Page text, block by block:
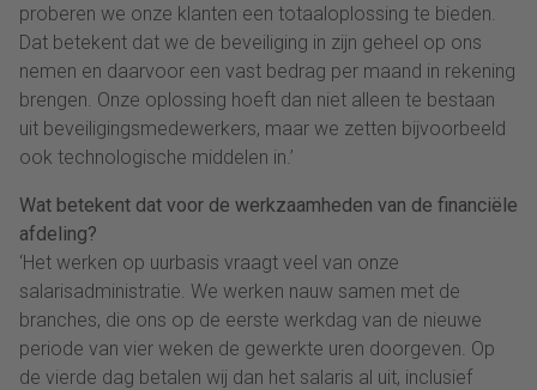
proberen we onze klanten een totaaloplossing te bieden.
Dat betekent dat we de beveiliging in zijn geheel op ons
nemen en daarvoor een vast bedrag per maand in rekening
brengen. Onze oplossing hoeft dan niet alleen te bestaan
uit beveiligingsmedewerkers, maar we zetten bijvoorbeeld
ook technologische middelen in.’
Wat betekent dat voor de werkzaamheden van de financiële
afdeling?
‘Het werken op uurbasis vraagt veel van onze
salarisadministratie. We werken nauw samen met de
branches, die ons op de eerste werkdag van de nieuwe
periode van vier weken de gewerkte uren doorgeven. Op
de vierde dag betalen wij dan het salaris al uit, inclusief